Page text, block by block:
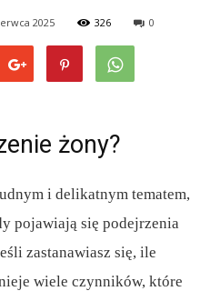
2025 326 0
żony?
i delikatnym tematem,
pojawiają się podejrzenia
zastanawiasz się, ile
wiele czynników, które